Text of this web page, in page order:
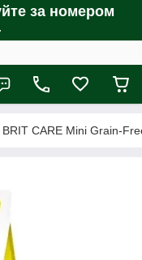
за номером
BRIT CARE Mini Grain-